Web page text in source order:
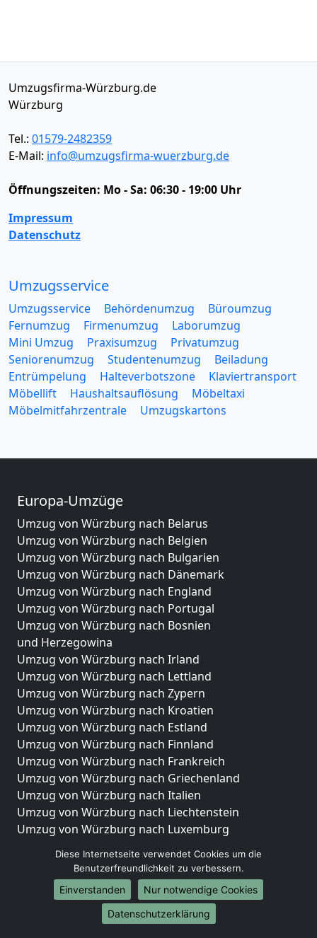
Umzugsfirma-Würzburg.de
Würzburg
Tel.: 01579-2482359
E-Mail: info@umzugsfirma-wuerzburg.de
Öffnungszeiten: Mo - Sa: 06:30 - 19:00 Uhr
Impressum
Datenschutz
Umzugsservice
Umzugsservice Behördenumzug
Büroumzug
Fernumzug
Firmenumzug
Laborumzug
Mini Umzug
Praxisumzug
Privatumzug
Seniorenumzug
Studentenumzug
Beiladung
Entrümpelung
Halteverbotszone
Klaviertransport
Möbellift
Haushaltsauflösung
Möbeltaxi
Möbelmitfahrzentrale
Umzugskartons
Europa-Umzüge
Umzug von Würzburg nach Belarus
Umzug von Würzburg nach Belgien
Umzug von Würzburg nach Bulgarien
Umzug von Würzburg nach Dänemark
Umzug von Würzburg nach England
Umzug von Würzburg nach Portugal
Umzug von Würzburg nach Bosnien
und Herzegowina
Umzug von Würzburg nach Irland
Umzug von Würzburg nach Lettland
Umzug von Würzburg nach Zypern
Umzug von Würzburg nach Kroatien
Umzug von Würzburg nach Estland
Umzug von Würzburg nach Finnland
Umzug von Würzburg nach Frankreich
Umzug von Würzburg nach Griechenland
Umzug von Würzburg nach Italien
Umzug von Würzburg nach Liechtenstein
Umzug von Würzburg nach Luxemburg
Umzug von Würzburg nach Norwegen
Umzüge-Deutschlandweit
Umzug von Würzburg nach Berlin
Diese Internetseite verwendet Cookies um die
Benutzerfreundlichkeit zu verbessern.
Einverstanden
Nur notwendige Cookies
Datenschutzerklärung